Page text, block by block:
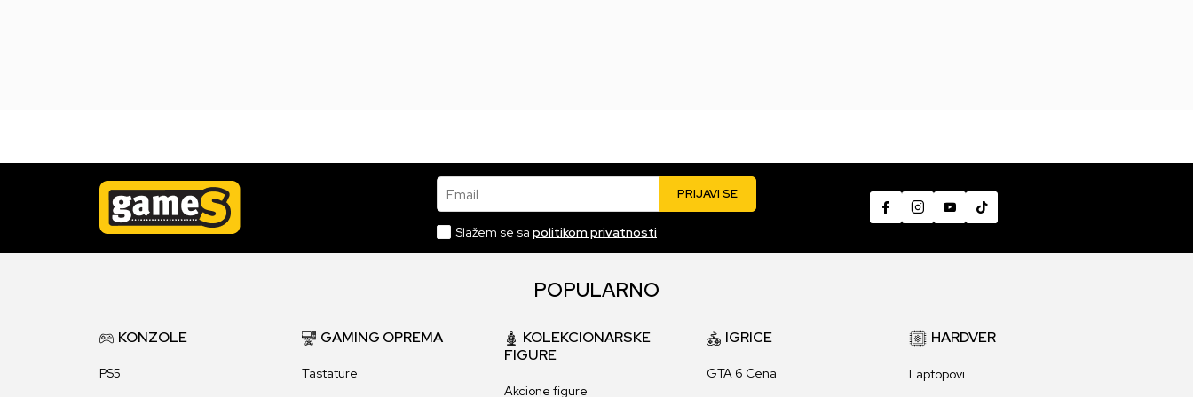
Email PRIJAVI SE
Slažem se sa politikom privatnosti
POPULARNO
KONZOLE
PS5
GAMING OPREMA
Tastature
KOLEKCIONARSKE
FIGURE
Akcione figure
IGRICE
GTA 6 Cena
HARDVER
Laptopovi